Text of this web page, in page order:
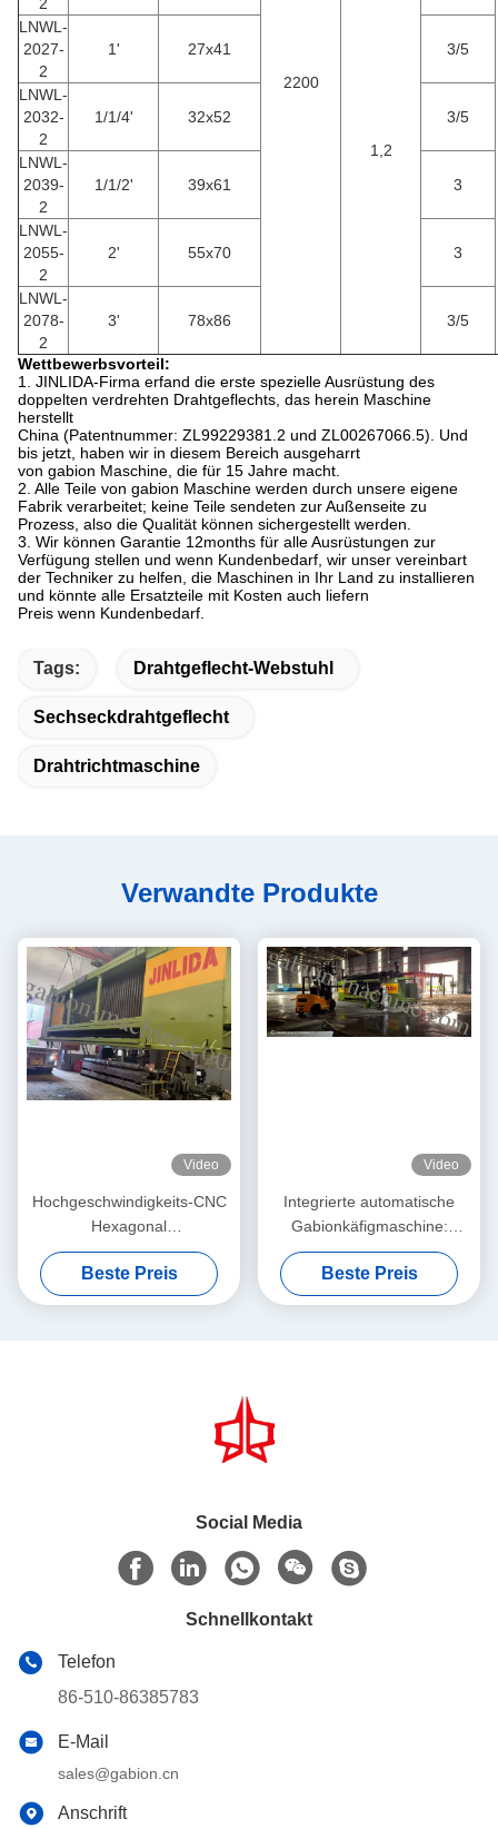
2200
1,2
LNWL-
2027-
2
1' 27x41 3/5
LNWL-
2032-
2
1/1/4' 32x52 3/5
LNWL-
2039-
2
1/1/2' 39x61 3
LNWL-
2055-
2
2' 55x70 3
LNWL-
2078-
2
3' 78x86 3/5
Wettbewerbsvorteil:
1. JINLIDA-Firma erfand die erste spezielle Ausrüstung des
doppelten verdrehten Drahtgeflechts, das herein Maschine
herstellt
China (Patentnummer: ZL99229381.2 und ZL00267066.5). Und
bis jetzt, haben wir in diesem Bereich ausgeharrt
von gabion Maschine, die für 15 Jahre macht.
2. Alle Teile von gabion Maschine werden durch unsere eigene
Fabrik verarbeitet; keine Teile sendeten zur Außenseite zu
Prozess, also die Qualität können sichergestellt werden.
3. Wir können Garantie 12months für alle Ausrüstungen zur
Verfügung stellen und wenn Kundenbedarf, wir unser vereinbart
der Techniker zu helfen, die Maschinen in Ihr Land zu installieren
und könnte alle Ersatzteile mit Kosten auch liefern
Preis wenn Kundenbedarf.
Tags: Drahtgeflecht-Webstuhl
Sechseckdrahtgeflecht
Drahtrichtmaschine
Verwandte Produkte
Video
Hochgeschwindigkeits-CNC
Hexagonal
Drahtnetzmaschine.
Beste Preis
Video
Integrierte automatische
Gabionkäfigmaschine:
Industrielle Montagelinie für
die schnelle
Gabionkorbproduktion
Beste Preis
Social Media
Schnellkontakt
Telefon
86-510-86385783
E-Mail
sales@gabion.cn
Anschrift